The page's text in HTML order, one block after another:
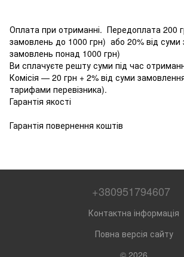
Оплата при отриманні. Передоплата 200
замовлень до 1000 грн) або 20% від
замовлень понад 1000 грн)
Ви сплачуєте решту суми під час
Комісія — 20 грн + 2% від суми
тарифами перевізника).
Гарантія якості
Гарантія повернення коштів
+380951794607
Контактна інформація
Повна версія сайту
© 2026